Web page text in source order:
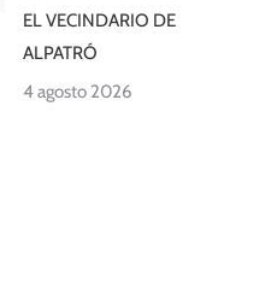
EL VECINDARIO DE
ALPATRÓ
4 agosto 2026